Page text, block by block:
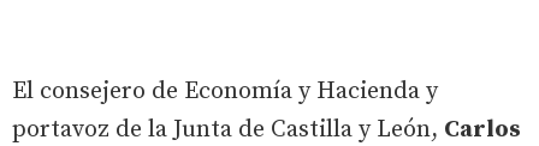
El consejero de Economía y Hacienda y
portavoz de la Junta de Castilla y León, Carlos